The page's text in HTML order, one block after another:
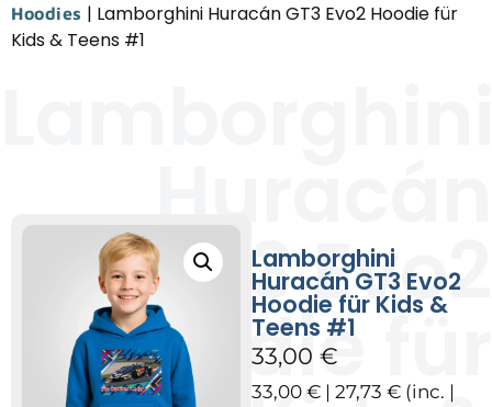
Hoodies | Lamborghini Huracán GT3 Evo2 Hoodie für
Kids & Teens #1
Huracán
GT3 Evo2
Hoodie für
Lamborghini
Huracán GT3 Evo2
Hoodie für Kids &
Teens #1
33,00€
33,00€ |27,73€ (inc. |